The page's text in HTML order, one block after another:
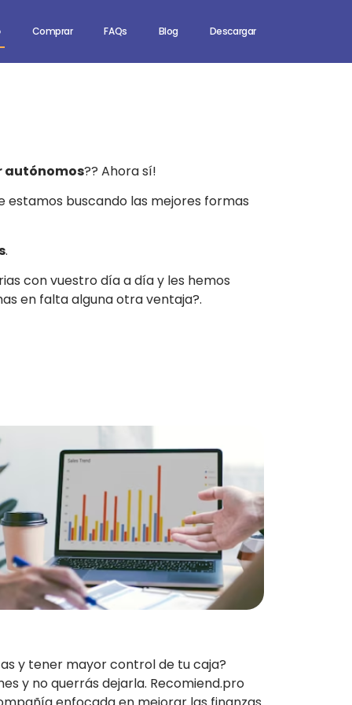
Comprar FAQs Blog Descargar
autónomos?? Ahora sí!
estamos buscando las mejores formas
.
con vuestro día a día y les hemos
en falta alguna otra ventaja?.
y tener mayor control de tu caja?
y no querrás dejarla. Recomiend.pro